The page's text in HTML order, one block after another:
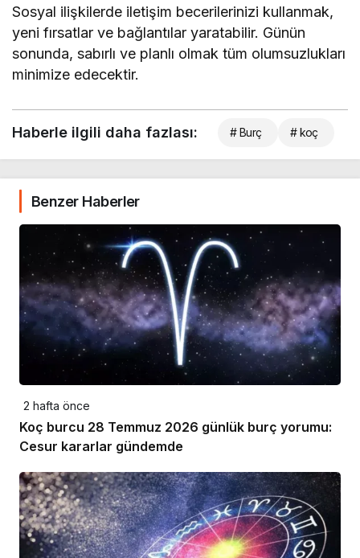
Sosyal ilişkilerde iletişim becerilerinizi kullanmak,
yeni fırsatlar ve bağlantılar yaratabilir. Günün
sonunda, sabırlı ve planlı olmak tüm olumsuzlukları
minimize edecektir.
Haberle ilgili daha fazlası: # Burç # koç
Benzer Haberler
2 hafta önce
Koç burcu 28 Temmuz 2026 günlük burç yorumu:
Cesur kararlar gündemde